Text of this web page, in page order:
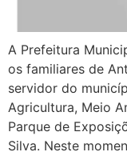
A Prefeitura
os familiares de
servidor do
Agricultura, Meio
Parque de
Silva. Neste